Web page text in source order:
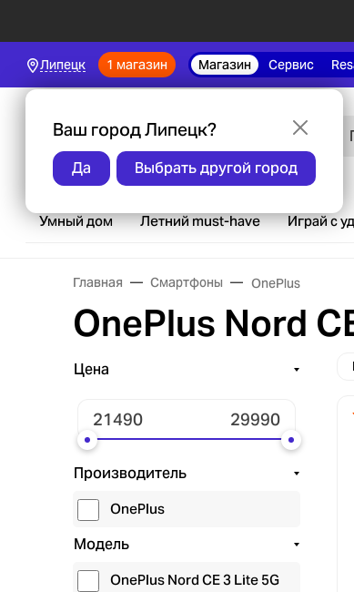
Липецк
Ваш город Липецк?
Да Выбрать другой город
1 магазин Магазин Сервис
Каталог
Умный дом Летний must-have Играй с
Главная Смартфоны OnePlus
OnePlus Nord
Цена
Производитель
OnePlus
Модель
OnePlus Nord CE 3 Lite 5G